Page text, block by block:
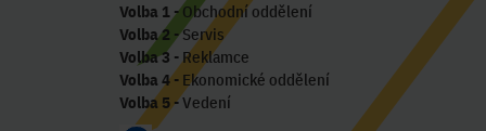
Volba 1- Obchodní oddělení
Volba 2 - Servis
Volba 3 - Reklamce
Volba 4- Ekonomické oddělení
Volba 5- Vedení